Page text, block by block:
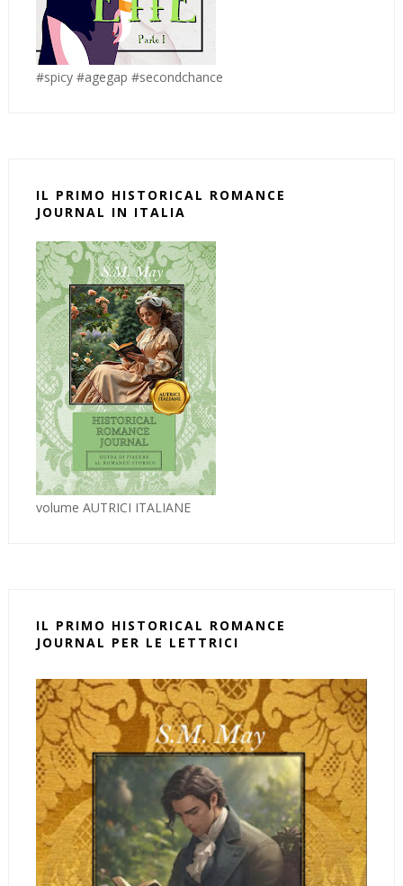
#spicy #agegap #secondchance
IL PRIMO HISTORICAL ROMANCE
JOURNAL IN ITALIA
volume AUTRICI ITALIANE
IL PRIMO HISTORICAL ROMANCE
JOURNAL PER LE LETTRICI